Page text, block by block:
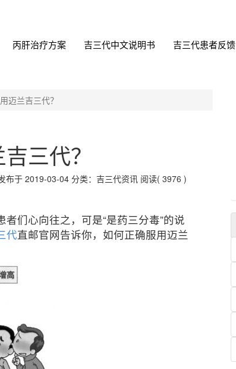
丙肝治疗方案 吉三代中文说明书 吉三代患者反馈
迈兰吉三代？
三代？
布于 2019-03-04 分类：吉三代资讯 阅读( 3976 )
们心向往之，可是“是药三分毒”的说
代直邮官网告诉你，如何正确服用迈兰